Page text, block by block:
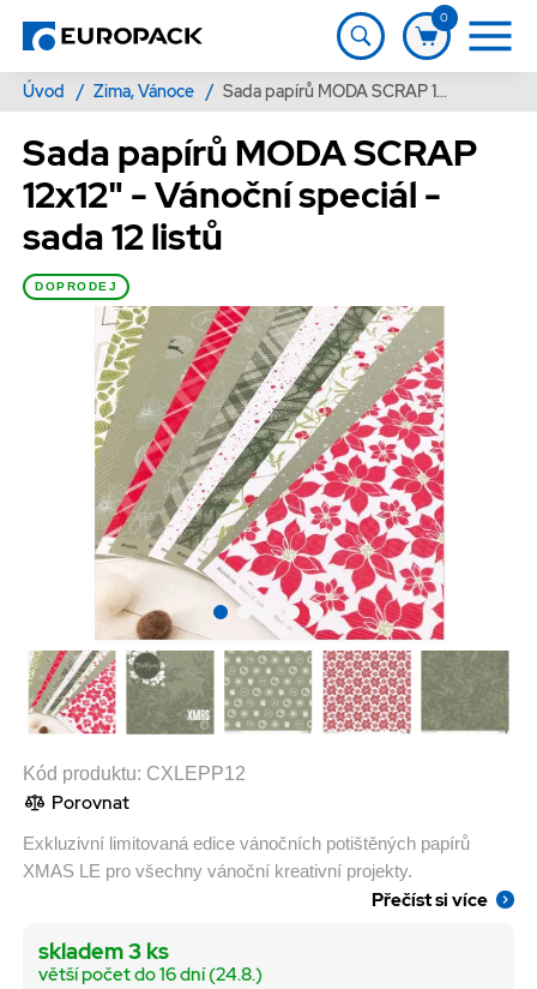
0
Úvod / Zima, Vánoce / Sada papírů MODA SCRAP 12x12" - Vánoční speciál - sada 12 listů
Sada papírů MODA SCRAP
12x12" - Vánoční speciál -
sada 12 listů
DOPRODEJ
Kód produktu: CXLEPP12
Porovnat
Exkluzivní limitovaná edice vánočních potištěných papírů
XMAS LE pro všechny vánoční kreativní projekty.
Přečíst si více
skladem 3 ks
větší počet do 16 dní (24.8.)